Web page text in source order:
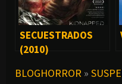
SECUESTRADOS
(2010)
BLOGHORROR »